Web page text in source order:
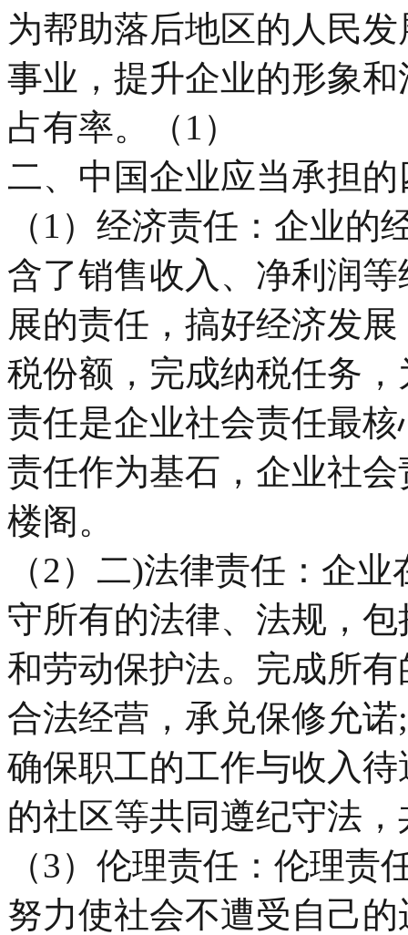
为帮助落后地区的人民
事业，提升企业的形象
占有率。（1）
二、中国企业应当承担
（1）经济责任：企业
含了销售收入、净利润
展的责任，搞好经济发
税份额，完成纳税任务
责任是企业社会责任最
责任作为基石，企业社
楼阁。
（2）二)法律责任：企
守所有的法律、法规，
和劳动保护法。完成所
合法经营，承兑保修允
确保职工的工作与收入
的社区等共同遵纪守法
（3）伦理责任：伦理
努力使社会不遭受自己